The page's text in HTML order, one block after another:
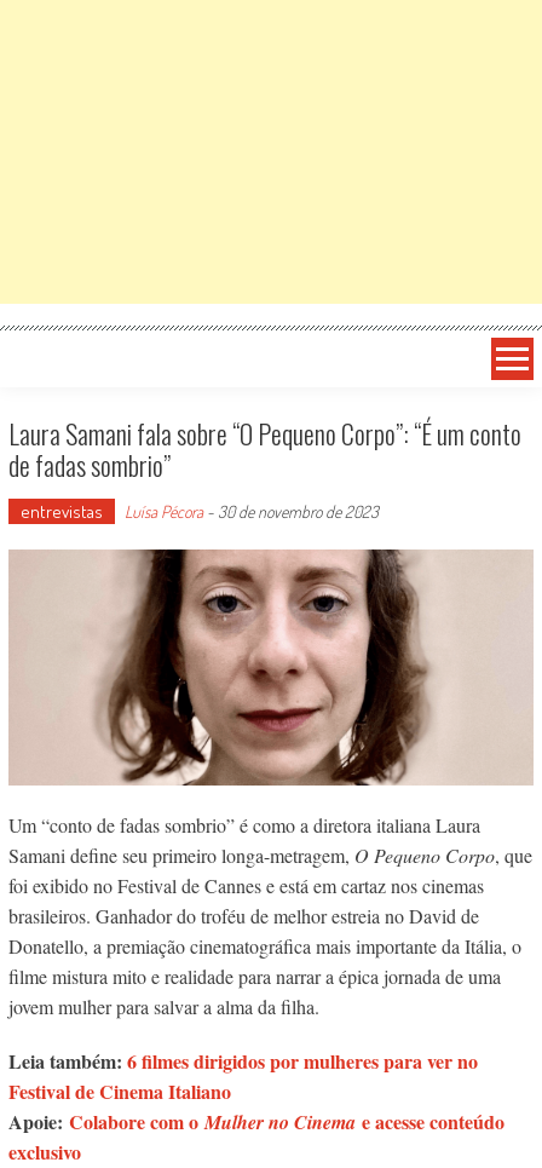
Laura Samani fala sobre “O Pequeno Corpo”: “É um conto
de fadas sombrio”
entrevistas Luísa Pécora- 30 de novembro de 2023
Um “conto de fadas sombrio” é como a diretora italiana Laura
Samani define seu primeiro longa-metragem, O Pequeno Corpo, que
foi exibido no Festival de Cannes e está em cartaz nos cinemas
brasileiros. Ganhador do troféu de melhor estreia no David de
Donatello, a premiação cinematográfica mais importante da Itália, o
filme mistura mito e realidade para narrar a épica jornada de uma
jovem mulher para salvar a alma da filha.
Leia também: 6 filmes dirigidos por mulheres para ver no
Festival de Cinema Italiano
Apoie: Colabore com oMulher no Cinemae acesse conteúdo
exclusivo